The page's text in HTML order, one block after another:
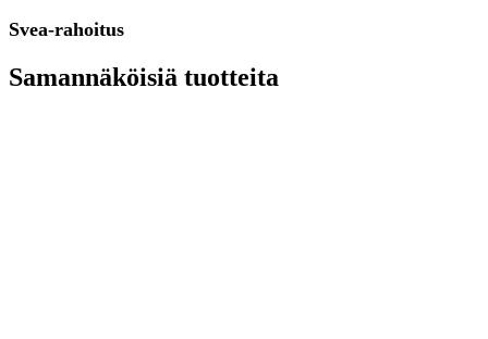
Svea-rahoitus
Samannäköisiä tuotteita